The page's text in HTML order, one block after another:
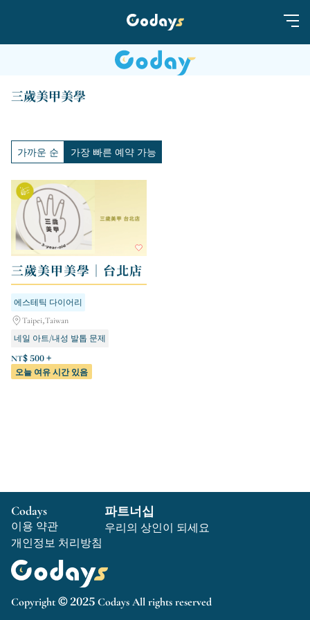
三歲美甲美學
가까운 순 가장 빠른 예약 가능
三歲美甲美學｜台北店
에스테틱 다이어리
Taipei,Taiwan
네일 아트/내성 발톱 문제
속눈썹 관리/자연스러운 눈썹
핫왁스 제모
NT$ 500 +
오늘 여유 시간 있음
Copyright © 2025 Codays All rights reserved
Codays
이용 약관
개인정보 처리방침
파트너십
우리의 상인이 되세요